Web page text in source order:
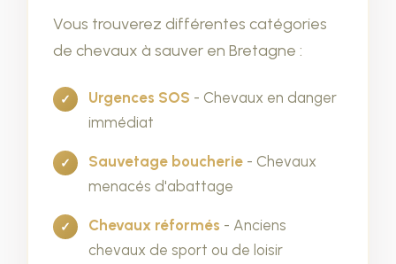
Vous trouverez différentes catégories
de chevaux à sauver en Bretagne :
Urgences SOS - Chevaux en danger
immédiat
Sauvetage boucherie - Chevaux
menacés d'abattage
Chevaux réformés - Anciens
chevaux de sport ou de loisir